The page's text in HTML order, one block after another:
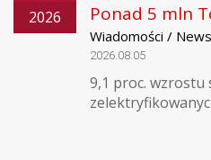
2026
Ponad 5 mln
Wiadomości / News
2026.08.05
9,1 proc. wzrostu